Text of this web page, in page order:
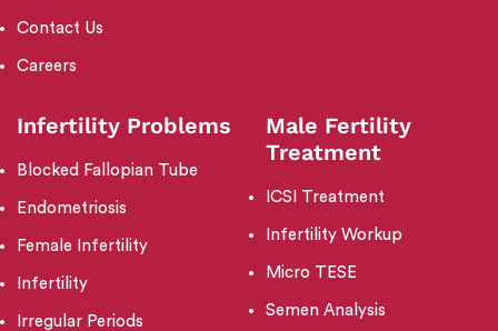
Contact Us
Careers
Infertility Problems
Blocked Fallopian Tube
Endometriosis
Female Infertility
Infertility
Irregular Periods
Male Fertility
Treatment
ICSI Treatment
Infertility Workup
Micro TESE
Semen Analysis